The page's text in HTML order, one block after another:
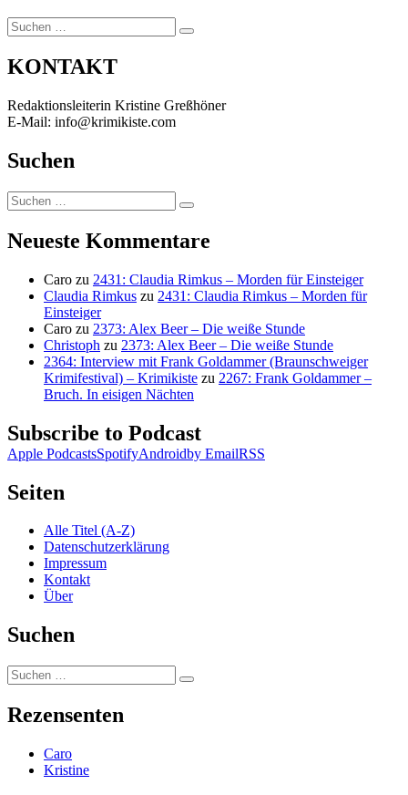
Suchen
nach:
Suchen
KONTAKT
Redaktionsleiterin Kristine Greßhöner
E-Mail: info@krimikiste.com
Suchen
Suchen
nach:
Suchen
Neueste Kommentare
Caro zu 2431: Claudia Rimkus – Morden für Einsteiger
Claudia Rimkus zu 2431: Claudia Rimkus – Morden für
Einsteiger
Caro zu 2373: Alex Beer – Die weiße Stunde
Christoph zu 2373: Alex Beer – Die weiße Stunde
2364: Interview mit Frank Goldammer (Braunschweiger
Krimifestival) – Krimikiste zu 2267: Frank Goldammer –
Bruch. In eisigen Nächten
Subscribe to Podcast
Apple PodcastsSpotifyAndroidby EmailRSS
Seiten
Alle Titel (A-Z)
Datenschutzerklärung
Impressum
Kontakt
Über
Suchen
Suchen
nach:
Suchen
Rezensenten
Caro
Kristine